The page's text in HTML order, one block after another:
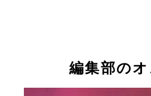
編集部の